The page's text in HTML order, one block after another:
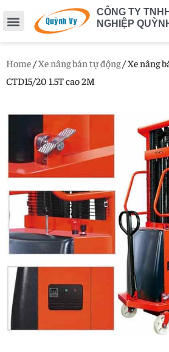
CÔNG TY
NGHIỆP
Home /Xe nâng bán tự động/ Xe nâng
CTD15/20 1.5T cao 2M